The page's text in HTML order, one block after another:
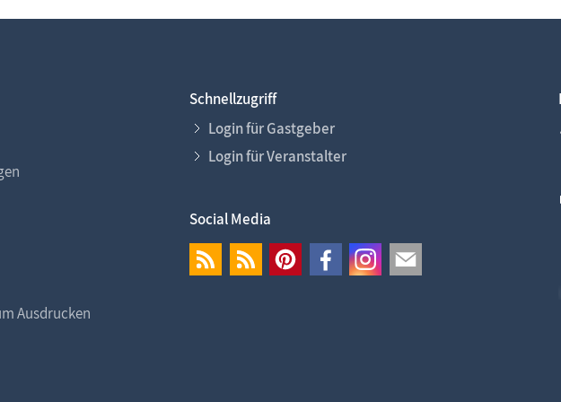
Ausdrucken
Schnellzugriff
Login für Gastgeber
Login für Veranstalter
Social Media